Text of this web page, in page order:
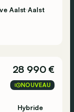
Aalst Aalst
28 990 €
NOUVEAU
Hybride